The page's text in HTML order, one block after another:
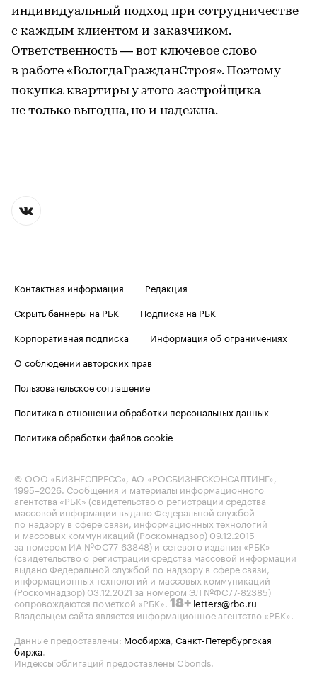
индивидуальный подход при сотрудничестве
с каждым клиентом и заказчиком.
Ответственность — вот ключевое слово
в работе «ВологдаГражданСтроя». Поэтому
покупка квартиры у этого застройщика
не только выгодна, но и надежна.
Контактная информация
Редакция
Скрыть баннеры на РБК
Подписка на РБК
Корпоративная подписка
Информация об ограничениях
О соблюдении авторских прав
Пользовательское соглашение
Политика в отношении обработки персональных данных
Политика обработки файлов cookie
© ООО «БИЗНЕСПРЕСС», АО «РОСБИЗНЕСКОНСАЛТИНГ»,
1995–2026. Сообщения и материалы информационного
агентства «РБК» (свидетельство о регистрации средства
массовой информации выдано Федеральной службой
по надзору в сфере связи, информационных технологий
и массовых коммуникаций (Роскомнадзор) 09.12.2015
за номером ИА №ФС77-63848) и сетевого издания «РБК»
(свидетельство о регистрации средства массовой информации
выдано Федеральной службой по надзору в сфере связи,
информационных технологий и массовых коммуникаций
(Роскомнадзор) 03.12.2021 за номером ЭЛ №ФС77-82385)
сопровождаются пометкой «РБК». 18+ letters@rbc.ru
Владельцем сайта является информационное агентство «РБК».
Данные предоставлены: Мосбиржа, Санкт-Петербургская
биржа.
Индексы облигаций предоставлены Cbonds.